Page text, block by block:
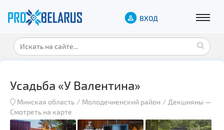
ВХОД
Усадьба «У Валентина»
Минская область Молодечненский район Декшняны —
Смотреть на карте